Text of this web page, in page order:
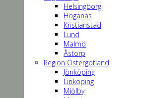
Helsingborg
Höganäs
Kristianstad
Lund
Malmö
Åstorp
Region Östergötland
Jönköping
Linköping
Mjölby